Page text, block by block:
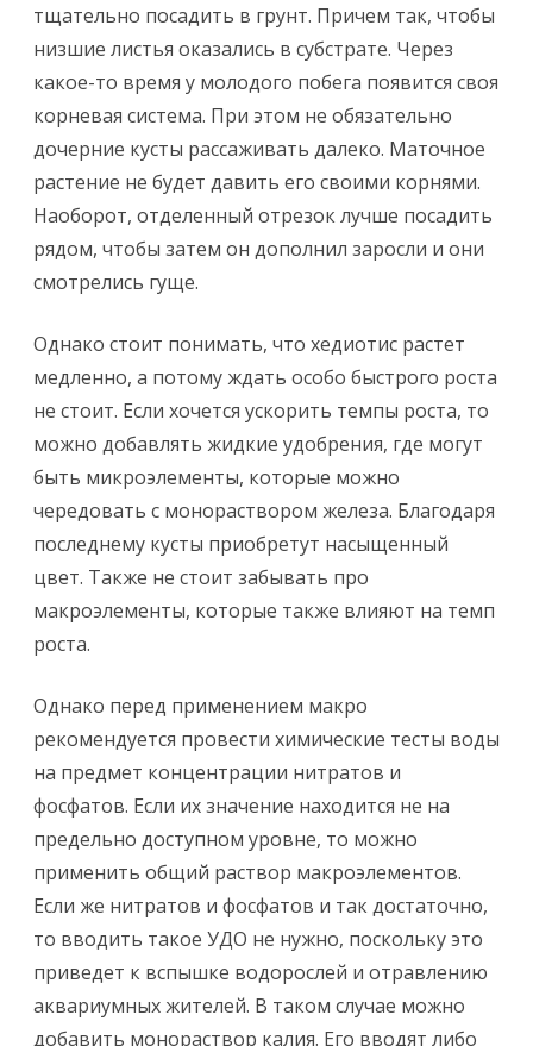
тщательно посадить в грунт. Причем так, чтобы
низшие листья оказались в субстрате. Через
какое-то время у молодого побега появится своя
корневая система. При этом не обязательно
дочерние кусты рассаживать далеко. Маточное
растение не будет давить его своими корнями.
Наоборот, отделенный отрезок лучше посадить
рядом, чтобы затем он дополнил заросли и они
смотрелись гуще.
Однако стоит понимать, что хедиотис растет
медленно, а потому ждать особо быстрого роста
не стоит. Если хочется ускорить темпы роста, то
можно добавлять жидкие удобрения, где могут
быть микроэлементы, которые можно
чередовать с монораствором железа. Благодаря
последнему кусты приобретут насыщенный
цвет. Также не стоит забывать про
макроэлементы, которые также влияют на темп
роста.
Однако перед применением макро
рекомендуется провести химические тесты воды
на предмет концентрации нитратов и
фосфатов. Если их значение находится не на
предельно доступном уровне, то можно
применить общий раствор макроэлементов.
Если же нитратов и фосфатов и так достаточно,
то вводить такое УДО не нужно, поскольку это
приведет к вспышке водорослей и отравлению
аквариумных жителей. В таком случае можно
добавить монораствор калия. Его вводят либо